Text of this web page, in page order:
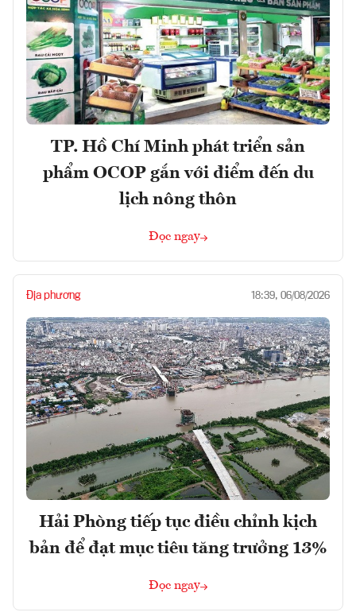
TP. Hồ Chí Minh phát triển sản
phẩm OCOP gắn với điểm đến du
lịch nông thôn
Đọc ngay
Địa phương 18:39, 06/08/2026
Hải Phòng tiếp tục điều chỉnh kịch
bản để đạt mục tiêu tăng trưởng 13%
Đọc ngay